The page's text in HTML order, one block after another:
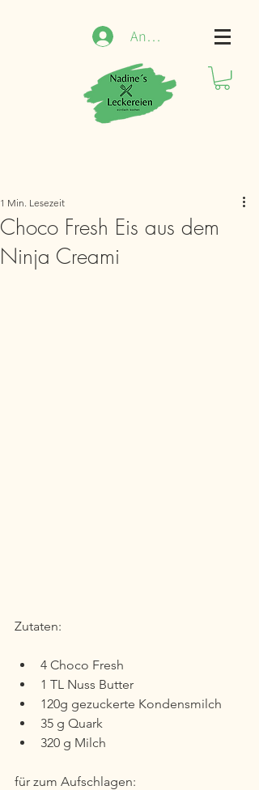
Anmelden
Choco Fresh Eis aus dem
Ninja Creami
1 Min. Lesezeit
Zutaten:
4 Choco Fresh
1 TL Nuss Butter
120g gezuckerte Kondensmilch
35 g Quark
320 g Milch
für zum Aufschlagen: